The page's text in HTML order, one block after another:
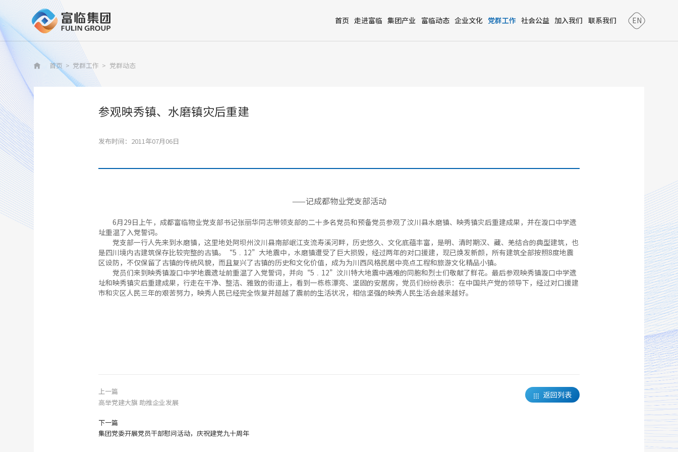
首页 走进富临 集团产业 富临动态 企业文化 党群工作 社会公益 加入我们 联系我们 EN
 首页 > 党群工作 > 党群动态
参观映秀镇、水磨镇灾后重建
发布时间：2011年07月06日
——记成都物业党支部活动
6月29日上午，成都富临物业党支部书记张丽华同志带领支部的二十多名党员和预备党员参观了汶川县水磨镇、映秀镇灾后重建成果，并在漩口中学遗
址重温了入党誓词。
党支部一行人先来到水磨镇，这里地处阿坝州汶川县南部岷江支流寿溪河畔，历史悠久、文化底蕴丰富，是明、清时期汉、藏、羌结合的典型建筑，也
是四川境内古建筑保存比较完整的古镇。“5﹒12”大地震中，水磨镇遭受了巨大损毁，经过两年的对口援建，现已焕发新颜，所有建筑全部按照8度地震
区设防，不仅保留了古镇的传统风貌，而且复兴了古镇的历史和文化价值，成为为川西风格民居中亮点工程和旅游文化精品小镇。
党员们来到映秀镇漩口中学地震遗址前重温了入党誓词，并向“5﹒12”汶川特大地震中遇难的同胞和烈士们敬献了鲜花。最后参观映秀镇漩口中学遗
址和映秀镇灾后重建成果，行走在干净、整洁、雅致的街道上，看到一栋栋漂亮、坚固的安居房，党员们纷纷表示：在中国共产党的领导下，经过对口援建
市和灾区人民三年的艰苦努力，映秀人民已经完全恢复并超越了震前的生活状况，相信坚强的映秀人民生活会越来越好。
上一篇
高举党建大旗 助推企业发展
下一篇
集团党委开展党员干部慰问活动，庆祝建党九十周年
 返回列表